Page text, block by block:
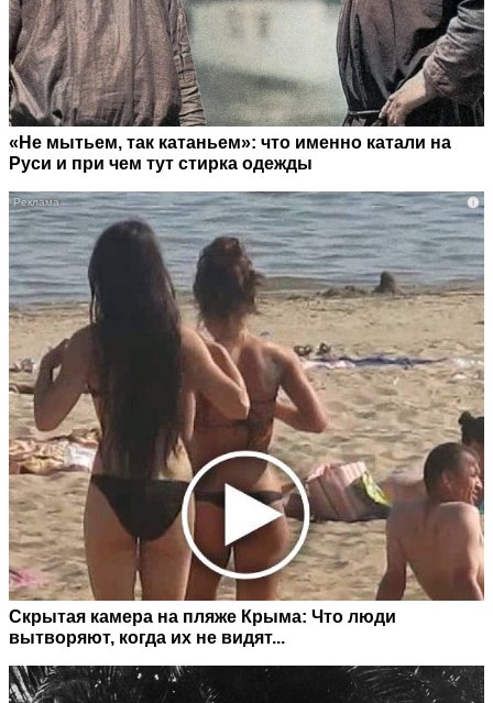
«Не мытьем, так катаньем»: что именно катали на
Руси и при чем тут стирка одежды
i
Скрытая камера на пляже Крыма: Что люди
вытворяют, когда их не видят...